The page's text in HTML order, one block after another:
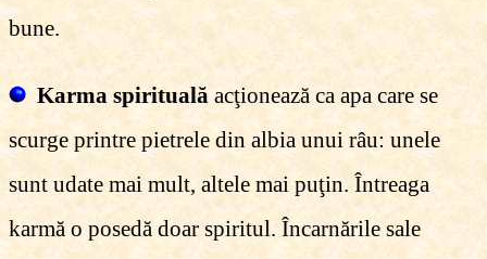
bune.
Karma spirituală acţionează ca apa care se
scurge printre pietrele din albia unui râu: unele
sunt udate mai mult, altele mai puţin. Întreaga
karmă o posedă doar spiritul. Încarnările sale